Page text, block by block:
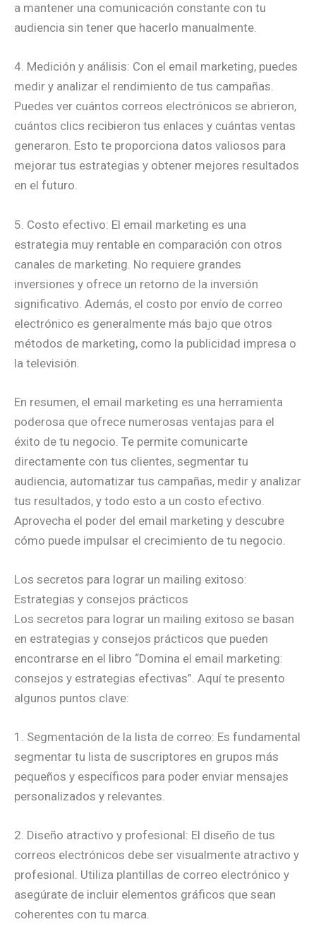
a mantener una comunicación constante con tu
audiencia sin tener que hacerlo manualmente.
4. Medición y análisis: Con el email marketing, puedes
medir y analizar el rendimiento de tus campañas.
Puedes ver cuántos correos electrónicos se abrieron,
cuántos clics recibieron tus enlaces y cuántas ventas
generaron. Esto te proporciona datos valiosos para
mejorar tus estrategias y obtener mejores resultados
en el futuro.
5. Costo efectivo: El email marketing es una
estrategia muy rentable en comparación con otros
canales de marketing. No requiere grandes
inversiones y ofrece un retorno de la inversión
significativo. Además, el costo por envío de correo
electrónico es generalmente más bajo que otros
métodos de marketing, como la publicidad impresa o
la televisión.
En resumen, el email marketing es una herramienta
poderosa que ofrece numerosas ventajas para el
éxito de tu negocio. Te permite comunicarte
directamente con tus clientes, segmentar tu
audiencia, automatizar tus campañas, medir y analizar
tus resultados, y todo esto a un costo efectivo.
Aprovecha el poder del email marketing y descubre
cómo puede impulsar el crecimiento de tu negocio.
Los secretos para lograr un mailing exitoso:
Estrategias y consejos prácticos
Los secretos para lograr un mailing exitoso se basan
en estrategias y consejos prácticos que pueden
encontrarse en el libro “Domina el email marketing:
consejos y estrategias efectivas”. Aquí te presento
algunos puntos clave:
1. Segmentación de la lista de correo: Es fundamental
segmentar tu lista de suscriptores en grupos más
pequeños y específicos para poder enviar mensajes
personalizados y relevantes.
2. Diseño atractivo y profesional: El diseño de tus
correos electrónicos debe ser visualmente atractivo y
profesional. Utiliza plantillas de correo electrónico y
asegúrate de incluir elementos gráficos que sean
coherentes con tu marca.